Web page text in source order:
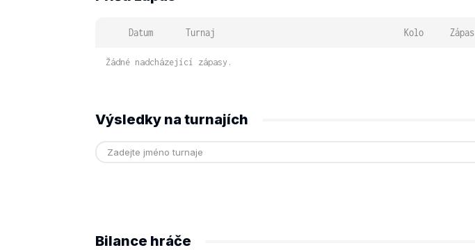
Datum Turnaj Kolo Zápas
Žádné nadcházející zápasy.
Výsledky na turnajích
Bilance hráče